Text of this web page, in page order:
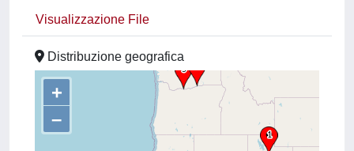
Visualizzazione File
Distribuzione geografica
+
–